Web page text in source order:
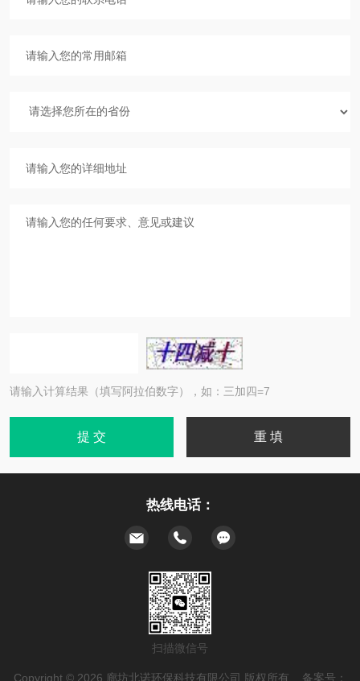
请输入计算结果（填写阿拉伯数字），如：三加四=7
热线电话：
扫描微信号
Copyright © 2026 廊坊北诺环保科技有限公司 版权所有 备案号：